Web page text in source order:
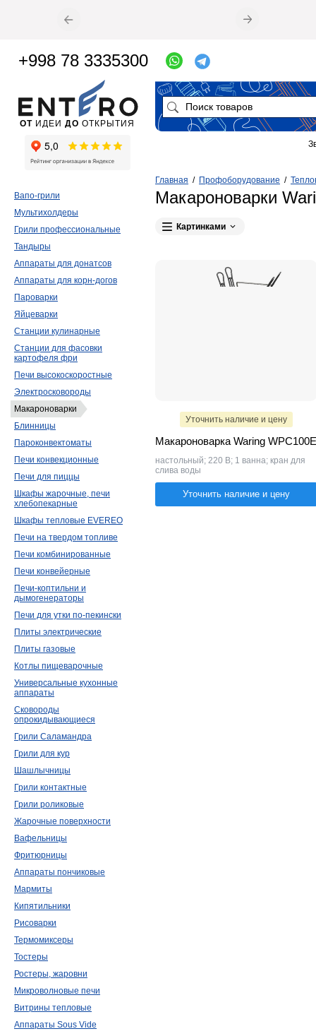
Главная / Профоборудование /
Макароноварки
Картинками
Уточнить наличие и цену
Макароноварка Waring WPC100E
настольный; 220 В; 1 ванна; кран для
слива воды
Уточнить наличие и цену
Вапо-грили
Мультихолдеры
Грили профессиональные
Тандыры
Аппараты для донатсов
Аппараты для корн-догов
Пароварки
Яйцеварки
Станции кулинарные
Станции для фасовки
картофеля фри
Печи высокоскоростные
Электросковороды
Макароноварки
Блинницы
Пароконвектоматы
Печи конвекционные
Печи для пиццы
Шкафы жарочные, печи
хлебопекарные
Шкафы тепловые EVEREO
Печи на твердом топливе
Печи комбинированные
Печи конвейерные
Печи-коптильни и
дымогенераторы
Печи для утки по-пекински
Плиты электрические
Плиты газовые
Котлы пищеварочные
Универсальные кухонные
аппараты
Сковороды
опрокидывающиеся
Грили Саламандра
Грили для кур
Шашлычницы
Грили контактные
Грили роликовые
Жарочные поверхности
Вафельницы
Фритюрницы
Аппараты пончиковые
Мармиты
Кипятильники
Рисоварки
Термомиксеры
Тостеры
Ростеры, жаровни
Микроволновые печи
Витрины тепловые
Аппараты Sous Vide
ОТ ИДЕИ ДО ОТКРЫТИЯ
+998 78 3335300